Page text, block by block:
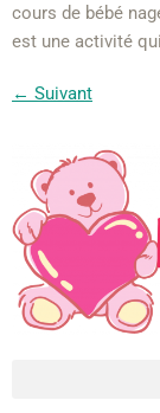
cours de bébé
est une activité
← Suivant